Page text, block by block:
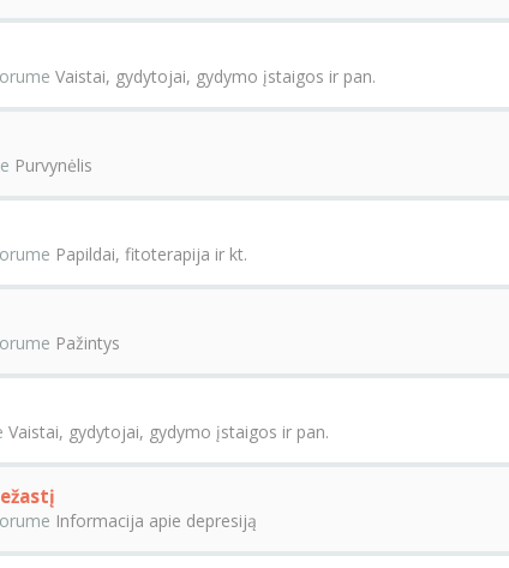
Vaistai, gydytojai, gydymo įstaigos ir pan.
Purvynėlis
Papildai, fitoterapija ir kt.
Pažintys
Vaistai, gydytojai, gydymo įstaigos ir pan.
Informacija apie depresiją